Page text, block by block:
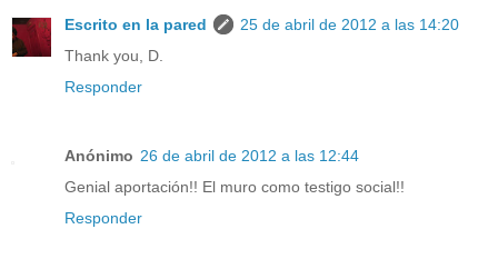
Escrito en la pared
25 de abril de 2012 a las 14:20
Thank you, D.
Responder
Anónimo 26 de abril de 2012 a las 12:44
Genial aportación!! El muro como testigo social!!
Responder